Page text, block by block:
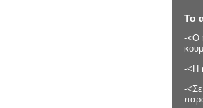
Το
-<Ο
-<Η
-